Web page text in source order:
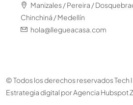
Manizales / Pereira /
Chinchiná / Medellín
hola@llegueacasa.com
© Todos los derechos reservados Tech
Estrategia digital porAgencia Hubspot